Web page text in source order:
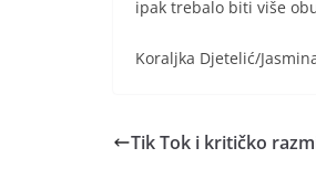
ipak trebalo biti više
Koraljka Djetelić/
Tik Tok i kritičko